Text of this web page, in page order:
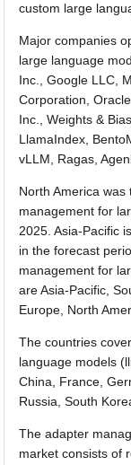
custom large
Major companies
large language
Inc., Google LLC,
Corporation,
Inc., Weights &
LlamaIndex,
vLLM, Ragas,
North America
management for
2025. Asia-Pacific
in the forecast
management for
are Asia-Pacific,
Europe, North
The countries
language models
China, France,
Russia, South
The adapter
market consists of